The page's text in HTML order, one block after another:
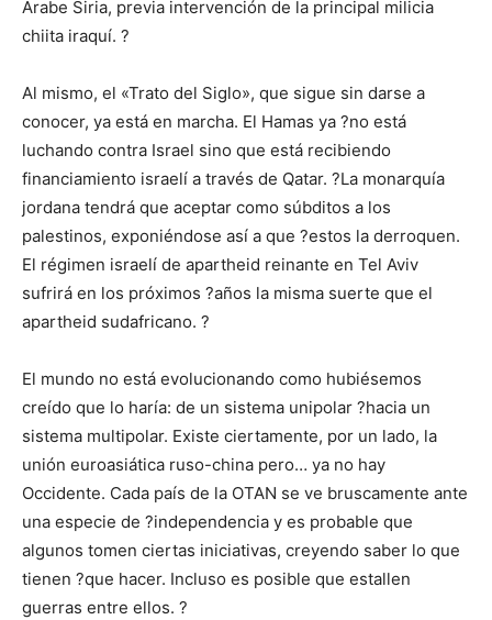
Árabe Siria, previa intervención de la principal milicia
chiita iraquí. ?
Al mismo, el «Trato del Siglo», que sigue sin darse a
conocer, ya está en marcha. El Hamas ya ?no está
luchando contra Israel sino que está recibiendo
financiamiento israelí a través de Qatar. ?La monarquía
jordana tendrá que aceptar como súbditos a los
palestinos, exponiéndose así a que ?estos la derroquen.
El régimen israelí de apartheid reinante en Tel Aviv
sufrirá en los próximos ?años la misma suerte que el
apartheid sudafricano. ?
El mundo no está evolucionando como hubiésemos
creído que lo haría: de un sistema unipolar ?hacia un
sistema multipolar. Existe ciertamente, por un lado, la
unión euroasiática ruso-china pero… ya no hay
Occidente. Cada país de la OTAN se ve bruscamente ante
una especie de ?independencia y es probable que
algunos tomen ciertas iniciativas, creyendo saber lo que
tienen ?que hacer. Incluso es posible que estallen
guerras entre ellos. ?